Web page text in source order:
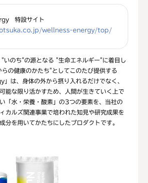
特設サイト
wellness-energy/top/
いのち"の源となる "生命エネルギー"に着目し
の健康のかたち"としてこのたび提供する
は、身体の外から摂り入れるだけでなく、
能な限り活かすため、人間が生きていく上で
「水・栄養・酸素」の3つの要素を、当社の
カルズ関連事業で培われた知見や研究成果を
分を用いてかたちにしたプロダクトです。